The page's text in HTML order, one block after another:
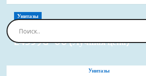
Унитазы
Сиденье для унитаза Jacob
E4359G-00 (Лучшая цена)
Унитазы